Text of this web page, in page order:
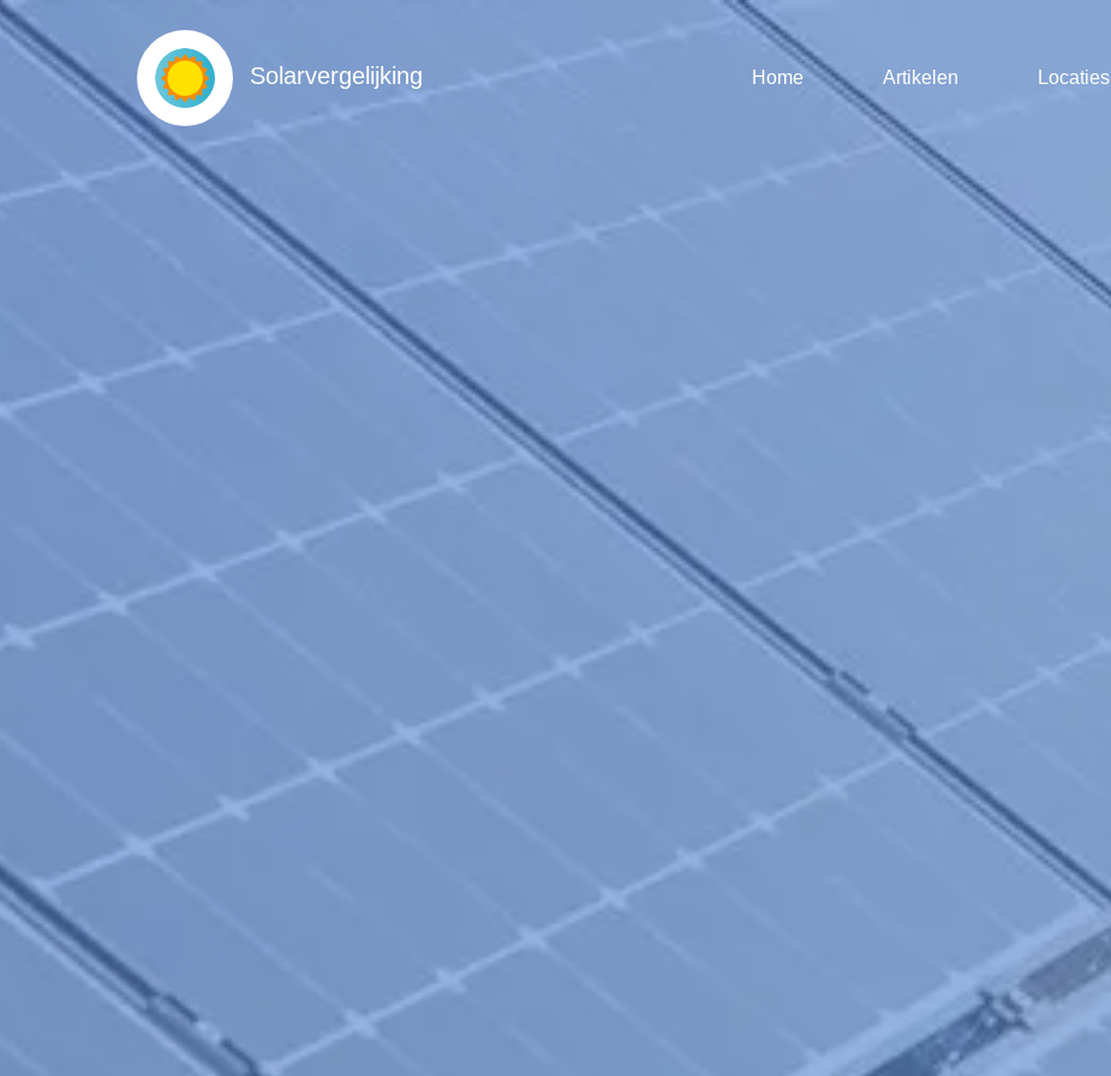
Solarvergelijking Home Artikelen Locaties